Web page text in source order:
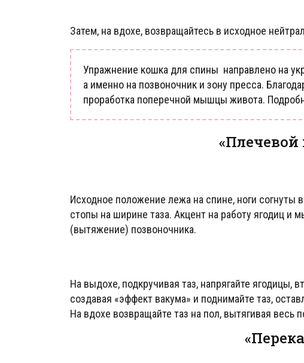
Затем, на вдохе, возвращайтесь в исходное
Упражнение кошка для спины направлено на
а именно на позвоночник и зону пресса.
проработка поперечной мышцы живота.
«Плечевой
Исходное положение лежа на спине, ноги согнуты
стопы на ширине таза. Акцент на работу ягодиц и
(вытяжение) позвоночника.
На выдохе, подкручивая таз, напрягайте ягодицы,
создавая «эффект вакума» и поднимайте таз,
На вдохе возвращайте таз на пол, вытягивая весь